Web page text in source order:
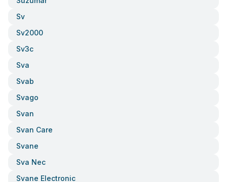
Sv
Sv2000
Sv3c
Sva
Svab
Svago
Svan
Svan Care
Svane
Sva Nec
Svane Electronic